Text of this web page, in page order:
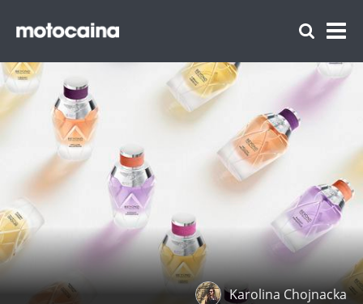
Karolina Chojnacka